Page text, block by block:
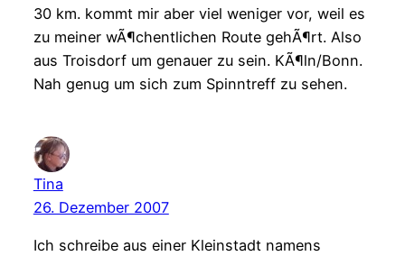
30 km. kommt mir aber viel weniger vor, weil es
zu meiner wÃ¶chentlichen Route gehÃ¶rt. Also
aus Troisdorf um genauer zu sein. KÃ¶ln/Bonn.
Nah genug um sich zum Spinntreff zu sehen.
Tina
26. Dezember 2007
Ich schreibe aus einer Kleinstadt namens